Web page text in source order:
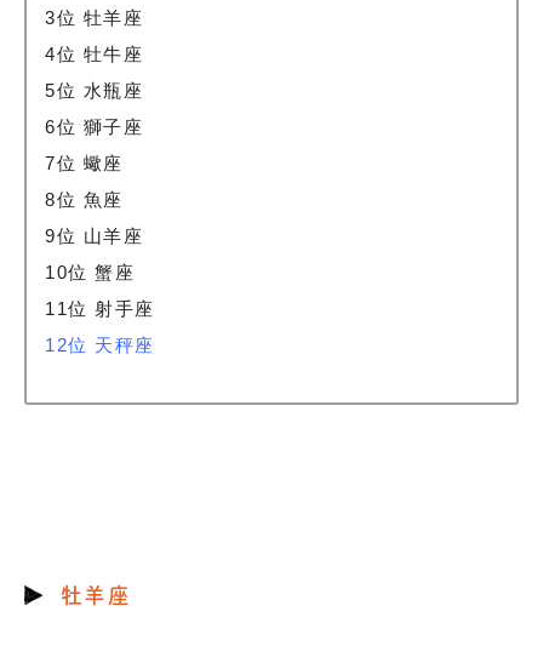
3位 牡羊座
4位 牡牛座
5位 水瓶座
6位 獅子座
7位 蠍座
8位 魚座
9位 山羊座
10位 蟹座
11位 射手座
12位 天秤座
牡羊座